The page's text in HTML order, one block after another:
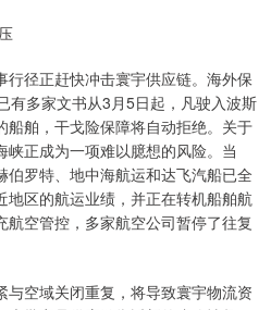
行径正赶快冲击寰宇供应链。海外保
有多家文书从3月5日起，凡驶入波斯
船舶，干戈险保障将自动拒绝。关于
正成为一项难以臆想的风险。当
罗特、地中海航运和达飞汽船已全
地区的航运业绩，并正在转机船舶航
空管控，多家航空公司暂停了往复
空域关闭重复，将导致寰宇物流资